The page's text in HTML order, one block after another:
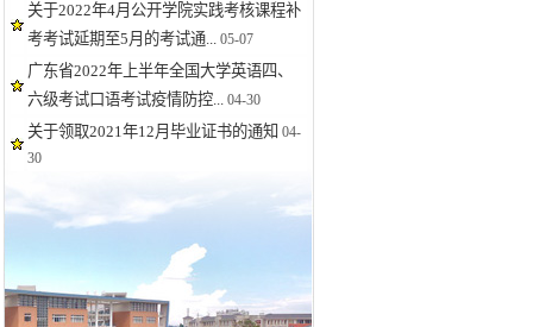
关于2022年4月公开学院实践考核课程补
考考试延期至5月的考试通... 05-07
广东省2022年上半年全国大学英语四、
六级考试口语考试疫情防控... 04-30
关于领取2021年12月毕业证书的通知 04-
30